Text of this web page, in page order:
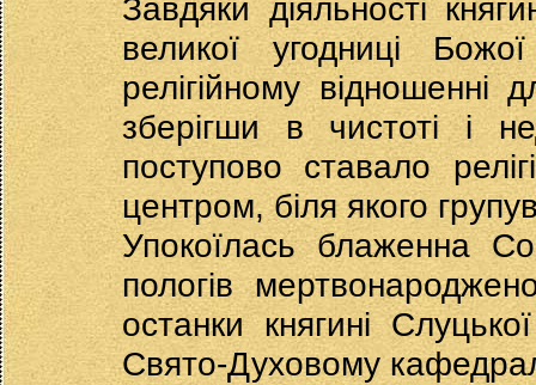
Завдяки діяльності
великої угодниці
релігійному відношенні
зберігши в чистоті і
поступово ставало
центром, біля якого
Упокоїлась блаженна
пологів
останки княгині
Свято-Духовому